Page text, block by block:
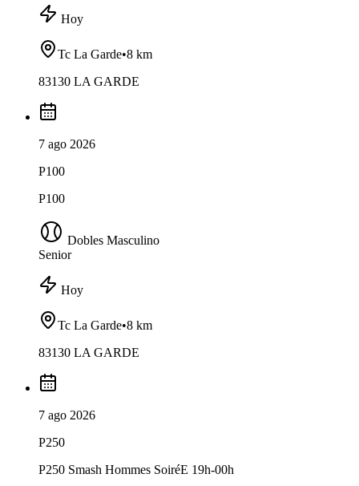
Hoy
Tc La Garde•8 km
83130 LA GARDE
7 ago 2026
P100
P100
Dobles Masculino
Senior
Hoy
Tc La Garde•8 km
83130 LA GARDE
7 ago 2026
P250
P250 Smash Hommes SoiréE 19h-00h